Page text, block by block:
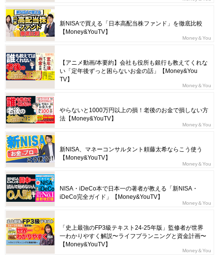
新NISAで買える「日本高配当株ファンド」を徹底比較
【Money&YouTV】
Money＆You
【アニメ動画/本要約】会社も役所も銀行も教えてくれな
い「定年後ずっと困らないお金の話」【Money&You
TV】
Money＆You
やらないと1000万円以上の損！老後のお金で損しない方
法【Money&YouTV】
Money＆You
新NISA、マネーコンサルタント頼藤太希ならこう使う
【Money&YouTV】
Money＆You
NISA・iDeCo本で日本一の著者が教える「新NISA・
iDeCo完全ガイド」【Money&YouTV】
Money＆You
「史上最強のFP3級テキスト24-25年版」監修者が世界
一わかりやすく解説〜ライフプランニングと資金計画〜
【Money&YouTV】
Money＆You